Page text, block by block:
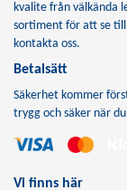
kvalite från välkända
sortiment för att se till
kontakta oss.
Betalsätt
Säkerhet kommer
trygg och säker när
Vi finns här